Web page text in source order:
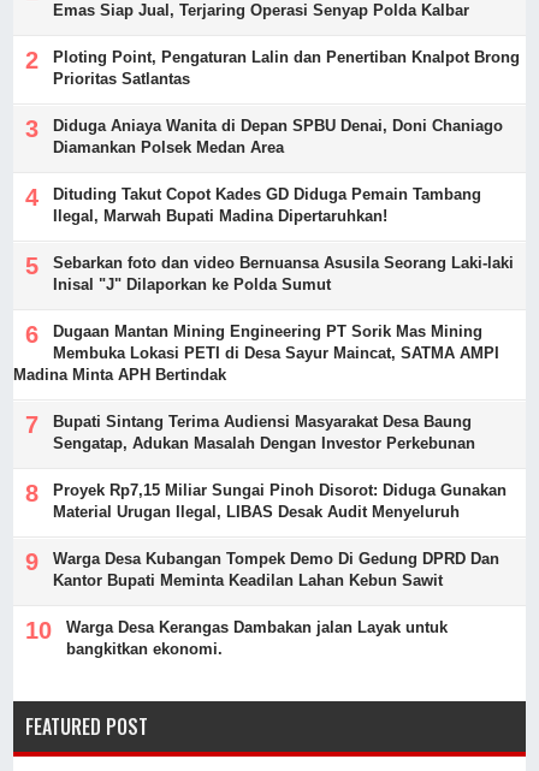
Emas Siap Jual, Terjaring Operasi Senyap Polda Kalbar
Ploting Point, Pengaturan Lalin dan Penertiban Knalpot Brong
Prioritas Satlantas
Diduga Aniaya Wanita di Depan SPBU Denai, Doni Chaniago
Diamankan Polsek Medan Area
Dituding Takut Copot Kades GD Diduga Pemain Tambang
Ilegal, Marwah Bupati Madina Dipertaruhkan!
Sebarkan foto dan video Bernuansa Asusila Seorang Laki-laki
Inisal "J" Dilaporkan ke Polda Sumut
Dugaan Mantan Mining Engineering PT Sorik Mas Mining
Membuka Lokasi PETI di Desa Sayur Maincat, SATMA AMPI
Madina Minta APH Bertindak
Bupati Sintang Terima Audiensi Masyarakat Desa Baung
Sengatap, Adukan Masalah Dengan Investor Perkebunan
Proyek Rp7,15 Miliar Sungai Pinoh Disorot: Diduga Gunakan
Material Urugan Ilegal, LIBAS Desak Audit Menyeluruh
Warga Desa Kubangan Tompek Demo Di Gedung DPRD Dan
Kantor Bupati Meminta Keadilan Lahan Kebun Sawit
Warga Desa Kerangas Dambakan jalan Layak untuk
bangkitkan ekonomi.
FEATURED POST